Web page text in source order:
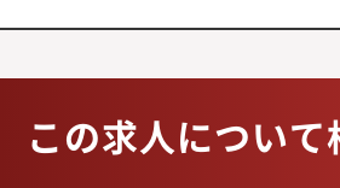
この求人につい